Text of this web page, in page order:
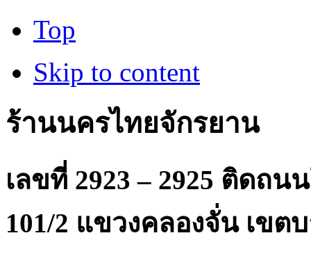
Top
Skip to content
ร้านนครไทยจักรยาน
เลขที่ 2923 – 2925 ติดถ
101/2 แขวงคลองจั่น เขต